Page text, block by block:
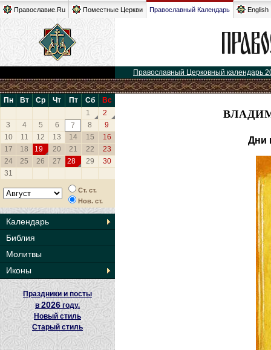
Православие.Ru Поместные Церкви Православный Календарь English
Православный Церковный календарь
Пн Вт Ср Чт Пт Сб
Вс
1
2
3
4 5 6 7 8
9
10
11 12 13 14 15
16
17
18 19 20 21 22
23
24
25 26 27 28 29
30
31
Ст. ст.
Нов. ст.
Календарь
Библия
Молитвы
Иконы
Праздники и посты
в2026 году.
Новый стиль
Старый стиль
Дни